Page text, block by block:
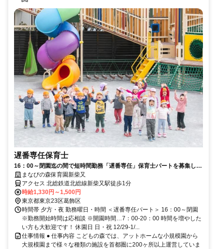
遅番専任保育士
16：00～閉園迄の間で短時間勤務「遅番専任」保育士パートを募集しま
す！週3日～シフトOK！
まなびの森保育園新柴又
アクセス 北総鉄道北総線新柴又駅徒歩1分
時給1,330円～1,500円
東京都東京23区葛飾区
時間帯 夕方・夜 勤務曜日・時間 ＜遅番専任パート＞ 16：00～閉園
※勤務開始時間は応相談 ※開園時間…7：00-20：00 時間を増やした
い方も大歓迎です！ 休園日 日・祝 12/29-1/...
仕事情報 ● 仕事内容 こどもの森では、アットホームな小規模園から
大規模園まで様々な種類の施設を首都圏に200ヶ所以上運営していま